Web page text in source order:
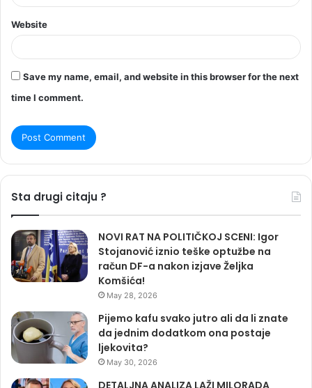
Website
Save my name, email, and website in this browser for the next
time I comment.
Sta drugi citaju ?
NOVI RAT NA POLITIČKOJ SCENI: Igor
Stojanović iznio teške optužbe na
račun DF-a nakon izjave Željka
Komšića!
May 28, 2026
Pijemo kafu svako jutro ali da li znate
da jednim dodatkom ona postaje
ljekovita?
May 30, 2026
DETALJNA ANALIZA LAŽI MILORADA